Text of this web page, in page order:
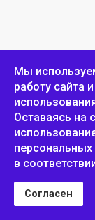
Положение о
защите
данных
Мы
работу сайта
Оставаясь на
в
Согласен